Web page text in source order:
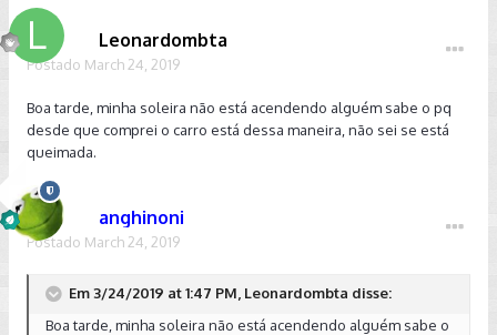
Leonardombta
Postado March 24, 2019
Boa tarde, minha soleira não está acendendo alguém sabe o pq
desde que comprei o carro está dessa maneira, não sei se está
queimada.
anghinoni
Postado March 24, 2019
Em 3/24/2019 at 1:47 PM, Leonardombta disse:
Boa tarde, minha soleira não está acendendo alguém sabe o